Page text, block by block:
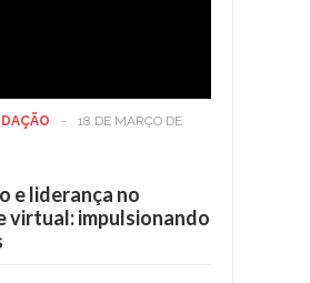
-
18 DE MARÇO DE
e liderança no
virtual: impulsionando